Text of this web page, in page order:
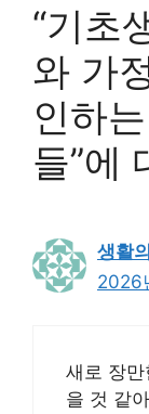
“기초
와 가
인하
들”에
생활
2026
새로 장
을 것 같